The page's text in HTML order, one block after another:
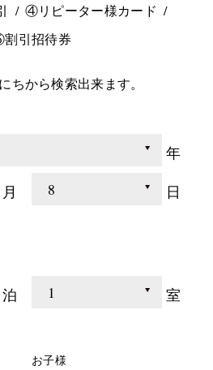
④リピーター様カード
引招待券
ちから検索出来ます。
年
月
日
泊 室
お子様